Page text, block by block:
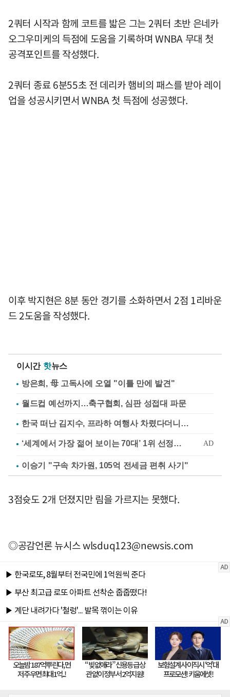
2쿼터 시작과 함께 코트를 밟은 그는 2쿼터 초반 은네카
오그우미케의 득점에 도움을 기록하며 WNBA 무대 첫
공격포인트를 작성했다.
2쿼터 종료 6분55초 전 데리카 햄비의 패스를 받아 레이
업을 성공시키면서 WNBA 첫 득점에 성공했다.
이후 박지현은 8분 동안 경기를 소화하면서 2점 1리바운
드 2도움을 작성했다.
이시간 핫뉴스
방은희, 母 고독사에 오열 "이틀 만에 발견"
월드컵 예선까지…축구협회, 심판 성접대 파문
한국 떠난 김지수, 프라하 여행사 차렸다더니…
이승기 "구속 차가원, 105억 전세금 편취 사기"
3점슛도 2개 던졌지만 림을 가르지는 못했다.
◎공감언론 뉴시스wlsduq123@newsis.com